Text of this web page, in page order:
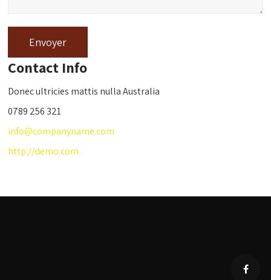
Contact Info
Donec ultricies mattis nulla Australia
0789 256 321
info@companyname.com
http://demo.com